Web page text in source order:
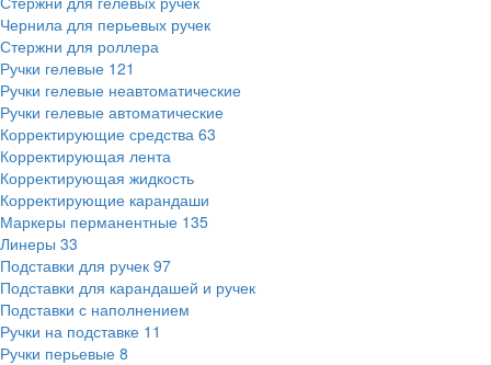
Чернила для перьевых ручек
Стержни для роллера
Ручки гелевые 121
Ручки гелевые неавтоматические
Ручки гелевые автоматические
Корректирующие средства 63
Корректирующая лента
Корректирующая жидкость
Корректирующие карандаши
Маркеры перманентные 135
Линеры 33
Подставки для ручек 97
Подставки для карандашей и ручек
Подставки с наполнением
Ручки на подставке 11
Ручки перьевые 8